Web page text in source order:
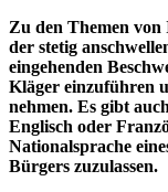
Zu den Themen
der stetig
eingehenden
Kläger einzuführen
nehmen. Es gibt
Englisch oder
Nationalsprache
Bürgers zuzulassen.